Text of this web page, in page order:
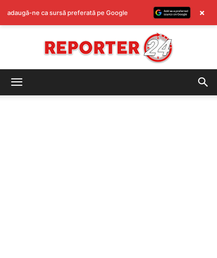
adaugă-ne ca sursă preferată pe Google ×